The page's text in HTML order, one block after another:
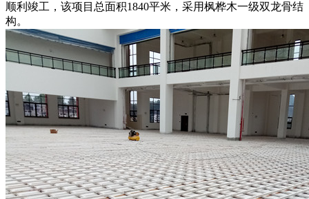
顺利竣工，该项目总面积1840平米，采用枫桦木一级双龙骨结
构。